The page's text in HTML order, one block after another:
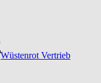
Wüstenrot Vertrieb